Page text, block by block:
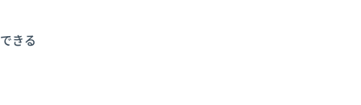
きる